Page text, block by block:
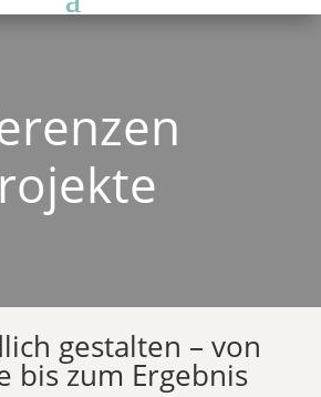
gestalten – von
bis zum Ergebnis